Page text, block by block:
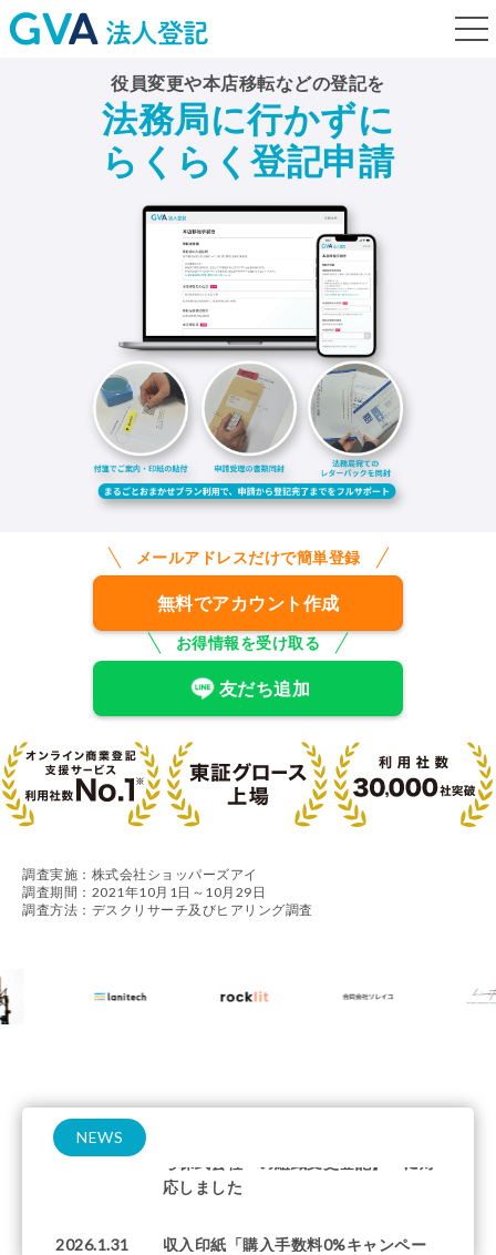
役員変更や本店移転などの登記を
法務局に行かずに
らくらく登記申請
メールアドレスだけで簡単登録
無料でアカウント作成
お得情報を受け取る
友だち追加
調査実施：株式会社ショッパーズアイ
調査期間：2021年10月1日～10月29日
調査方法：デスクリサーチ及びヒアリング調査
NEWS
2026.8.1
GVA 法人登記利用規約 改定のお知らせ
平素は当サービスをご利用いただき、
誠にありがとうございます。
このたび、発送物（書類その他物品）
の受領後の確認手続きを明確化し、よ
り迅速なサポートを行うため、2026年8
規約を改定いたします。
改定する利用規約
主な改定内容： 第16条（発送物の確
認）の新設
をご確認いただき、不備等がある場合
は受領後10日以内に当社指定の方法で
意したものとみなされます。
2026.2.17
応しました
2026.1.31
収入印紙「購入手数料0%キャンペー